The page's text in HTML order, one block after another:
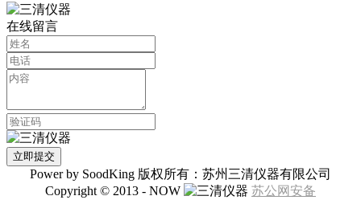
在线留言
Power by SoodKing 版权所有：苏州三清仪器有限公司
Copyright © 2013 - NOW
苏公网安备